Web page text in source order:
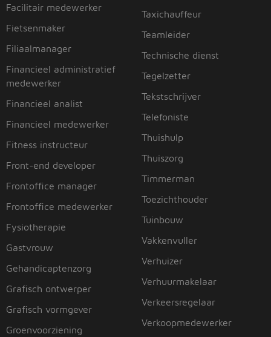
Facilitair medewerker
Fietsenmaker
Filiaalmanager
Financieel administratief
medewerker
Financieel analist
Financieel medewerker
Fitness instructeur
Front-end developer
Frontoffice manager
Frontoffice medewerker
Fysiotherapie
Gastvrouw
Gehandicaptenzorg
Grafisch ontwerper
Grafisch vormgever
Groenvoorziening
Taxichauffeur
Teamleider
Technische dienst
Tegelzetter
Tekstschrijver
Telefoniste
Thuishulp
Thuiszorg
Timmerman
Toezichthouder
Tuinbouw
Vakkenvuller
Verhuizer
Verhuurmakelaar
Verkeersregelaar
Verkoopmedewerker